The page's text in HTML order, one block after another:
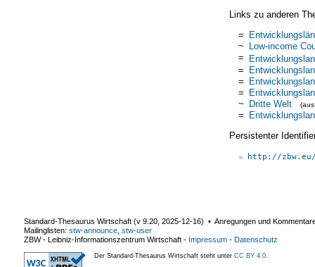
Links zu anderen
=
~ Low-income
=
=
=
=
~ Dritte Welt
=
Persistenter
http://
Standard-Thesaurus Wirtschaft (v 9.20 2025-12-16) ▪ Anregungen und
Mailinglisten: stw-announce stw-user
ZBW - Leibniz-Informationszentrum Wirtschaft - Impressum - Datenschutz
Der Standard-Thesaurus Wirtschaft steht unter CC BY 4.0